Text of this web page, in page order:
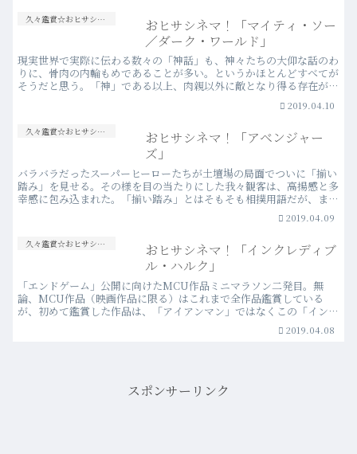
久々鑑賞☆おヒサシネマ！
おヒサシネマ！「マイティ・ソー
／ダーク・ワールド」
現実世界で実際に伝わる数々の「神話」も、神々たちの大仰な話のわ
りに、骨肉の内輪もめであることが多い。というかほとんどすべてが
そうだと思う。「神」である以上、肉親以外に敵となり得る存在がい
ないといえばそれまでだろうが、なんとも滑稽だ。そんなわ…more
2019.04.10
久々鑑賞☆おヒサシネマ！
おヒサシネマ！「アベンジャー
ズ」
バラバラだったスーパーヒーローたちが土壇場の局面でついに「揃い
踏み」を見せる。その様を目の当たりにした我々観客は、高揚感と多
幸感に包み込まれた。「揃い踏み」とはそもそも相撲用語だが、まさ
に“力人”の颯爽とした姿を映し出したシーンにこの言葉は…more
2019.04.09
久々鑑賞☆おヒサシネマ！
おヒサシネマ！「インクレディブ
ル・ハルク」
「エンドゲーム」公開に向けたMCU作品ミニマラソン二発目。無
論、MCU作品（映画作品に限る）はこれまで全作品鑑賞している
が、初めて鑑賞した作品は、「アイアンマン」ではなくこの「インク
レディブル・ハルク」だった。日本国内では、今作の方が「アイ…
2019.04.08
スポンサーリンク